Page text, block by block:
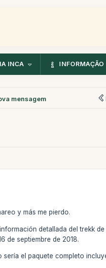
INCA INFORMAÇÃO
mensagem
y más me pierdo.
detallada del trekk
de septiembre de 2018.
sería el paquete completo